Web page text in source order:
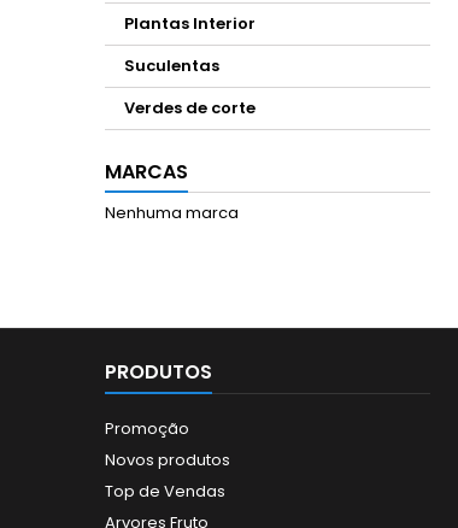
Plantas Interior
Suculentas
Verdes de corte
MARCAS
Nenhuma marca
PRODUTOS
Promoção
Novos produtos
Top de Vendas
Arvores Fruto